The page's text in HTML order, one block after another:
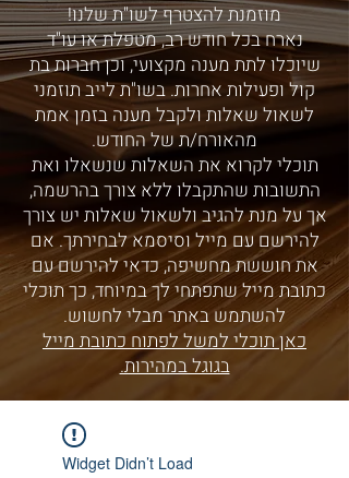
מוזמנת להצטרף לשו"ת שלנו!
נארח בכל חודש רב, מטפלת או עו"ד
שיוכלו לתת מענה מקצועי, וכן חברות בת
קול ופעילות אחרות. בשו"ת לייב תוזמני
לשאול שאלות ולקבל מענה בזמן אמת
מהאורח/ת של החודש.
תוכלי לקרוא את השאלות שנשאלו ואת
התשובות שהתקבלו ללא צורך בהרשמה,
אך על מנת להגיב ולשאול שאלות יש צורך
להירשם עם מייל וסיסמא לבחירתך. אם
את חוששת מחשיפה, כדאי להירשם עם
כתובת מייל שתפתחי לך במיוחד, כך תוכלי
להשתמש באתר מבלי לחשוש.
כאן תוכלי למשל לפתוח כתובת מייל
בגוגל במהירות.
Widget Didn’t Load